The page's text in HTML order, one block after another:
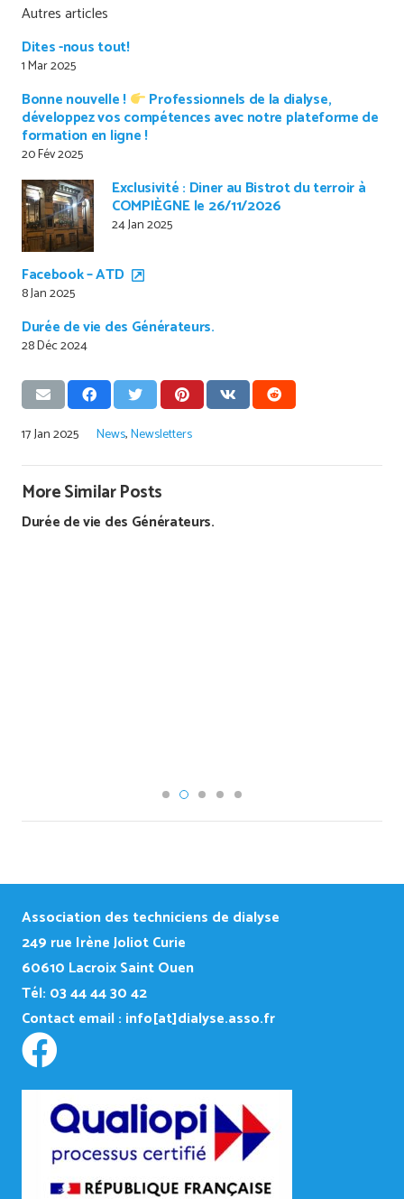
Autres articles
Dites -nous tout!
1 Mar 2025
Bonne nouvelle ! Professionnels de la dialyse,
développez vos compétences avec notre plateforme de
formation en ligne !
20 Fév 2025
Exclusivité : Diner au Bistrot du terroir à
COMPIÈGNE le 26/11/2026
24 Jan 2025
Facebook – ATD
8 Jan 2025
Durée de vie des Générateurs.
28 Déc 2024
17 Jan 2025 News,Newsletters
More Similar Posts
Durée de vie des Générateurs.
Association des techniciens de dialyse
249 rue Irène Joliot Curie
60610 Lacroix Saint Ouen
Tél: 03 44 44 30 42
Contact email : info[at]dialyse.asso.fr